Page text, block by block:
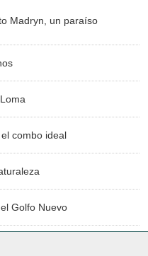
Madryn, un paraíso
combo ideal
Golfo Nuevo